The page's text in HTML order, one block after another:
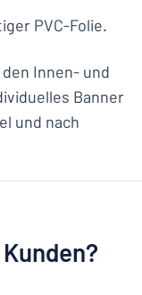
PVC-Folie.
Innen- und
Banner
und nach